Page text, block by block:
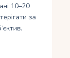
10–20
за